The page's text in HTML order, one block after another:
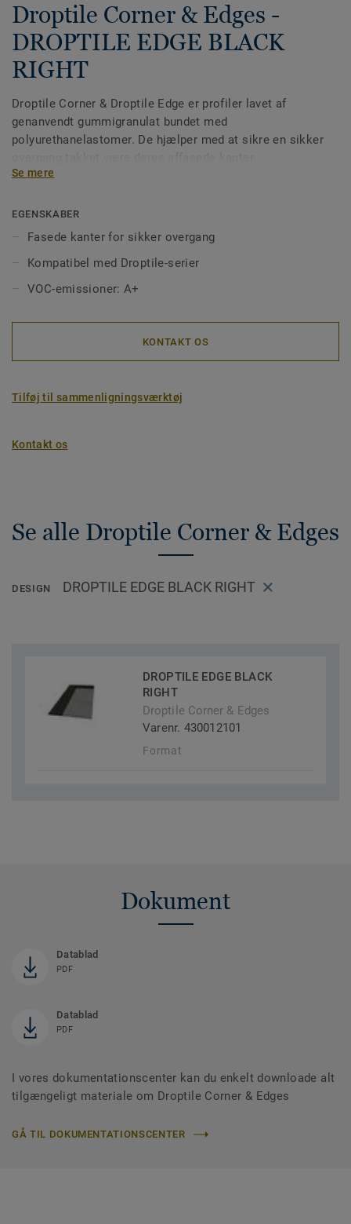
Droptile Corner & Edges -
DROPTILE EDGE BLACK
RIGHT
Droptile Corner & Droptile Edge er profiler lavet af
genanvendt gummigranulat bundet med
polyurethanelastomer. De hjælper med at sikre en sikker
& Droptile Speckle-løsninger.
Se mere
EGENSKABER
Fasede kanter for sikker overgang
Kompatibel med Droptile-serier
VOC-emissioner: A+
KONTAKT OS
Tilføj til sammenligningsværktøj
Kontakt os
Se alle Droptile Corner & Edges
DESIGN DROPTILE EDGE BLACK RIGHT
DROPTILE EDGE BLACK
RIGHT
Droptile Corner & Edges
Varenr. 430012101
Format
Dokument
Datablad
PDF
Datablad
PDF
I vores dokumentationscenter kan du enkelt downloade alt
tilgængeligt materiale om Droptile Corner & Edges
GÅ TIL DOKUMENTATIONSCENTER